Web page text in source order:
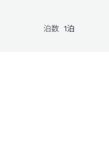
泊数 1泊